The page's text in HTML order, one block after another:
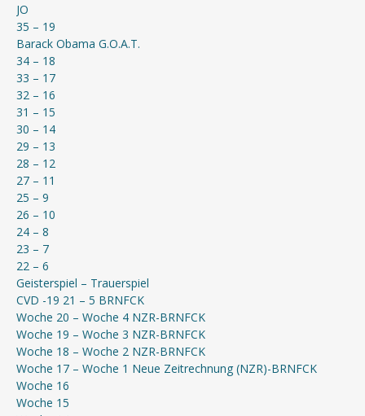
JO
35 – 19
Barack Obama G.O.A.T.
34 – 18
33 – 17
32 – 16
31 – 15
30 – 14
29 – 13
28 – 12
27 – 11
25 – 9
26 – 10
24 – 8
23 – 7
22 – 6
Geisterspiel – Trauerspiel
CVD -19 21 – 5 BRNFCK
Woche 20 – Woche 4 NZR-BRNFCK
Woche 19 – Woche 3 NZR-BRNFCK
Woche 18 – Woche 2 NZR-BRNFCK
Woche 17 – Woche 1 Neue Zeitrechnung (NZR)-BRNFCK
Woche 16
Woche 15